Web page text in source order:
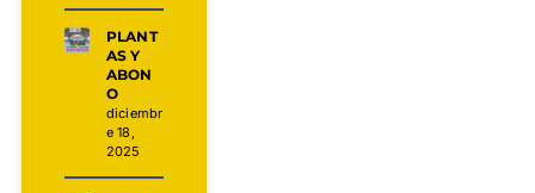
PLANT
AS Y
ABON
O
diciembr
e 18,
2025